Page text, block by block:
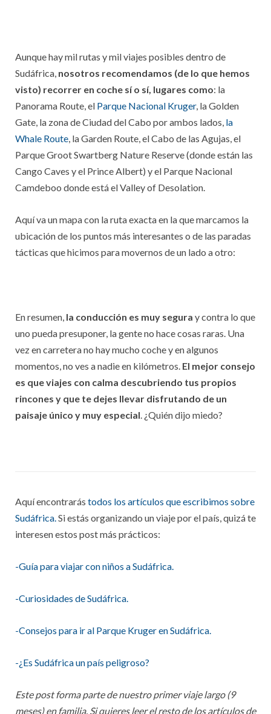
Aunque hay mil rutas y mil viajes posibles dentro de
Sudáfrica, nosotros recomendamos (de lo que hemos
visto) recorrer en coche sí o sí, lugares como: la
Panorama Route, el Parque Nacional Kruger, la Golden
Gate, la zona de Ciudad del Cabo por ambos lados, la
Whale Route , la Garden Route, el Cabo de las Agujas, el
Parque Groot Swartberg Nature Reserve (donde están las
Cango Caves y el Prince Albert) y el Parque Nacional
Camdeboo donde está el Valley of Desolation.
Aquí va un mapa con la ruta exacta en la que marcamos la
ubicación de los puntos más interesantes o de las paradas
tácticas que hicimos para movernos de un lado a otro:
En resumen, la conducción es muy segura y contra lo que
uno pueda presuponer, la gente no hace cosas raras. Una
vez en carretera no hay mucho coche y en algunos
momentos, no ves a nadie en kilómetros. El mejor consejo
es que viajes con calma descubriendo tus propios
rincones y que te dejes llevar disfrutando de un
paisaje único y muy especial . ¿Quién dijo miedo?
Aquí encontrarás todos los artículos que escribimos sobre
Sudáfrica. Si estás organizando un viaje por el país, quizá te
interesen estos post más prácticos:
-Guía para viajar con niños a Sudáfrica.
-Curiosidades de Sudáfrica.
-Consejos para ir al Parque Kruger en Sudáfrica.
-¿Es Sudáfrica un país peligroso?
Este post forma parte de nuestro primer viaje largo (9
meses) en familia. Si quieres leer el resto de los artículos de